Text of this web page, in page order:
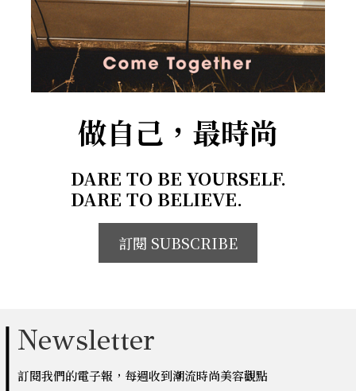
做自己，最時尚
DARE TO BE YOURSELF.
DARE TO BELIEVE.
訂閱 SUBSCRIBE
Newsletter
訂閱我們的電子報，每週收到潮流時尚美容觀點